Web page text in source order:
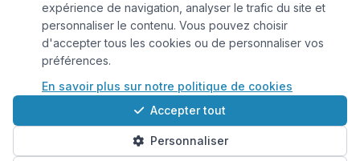
© 2026 Keejob.com. Tous droits réservés.
Conditions et règlement
Cookies
Qui sommes-nous?
expérience de navigation, analyser le trafic du site et
personnaliser le contenu. Vous pouvez choisir
d'accepter tous les cookies ou de personnaliser vos
préférences.
En savoir plus sur notre politique de cookies
Accepter tout
Personnaliser